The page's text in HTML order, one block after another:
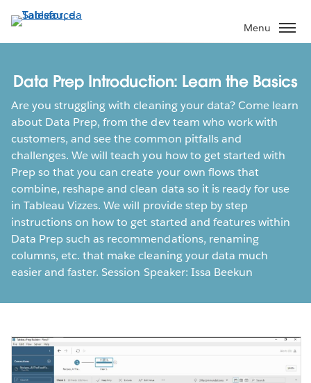
Passa
contenuto
Menu
Data Prep Introduction: Learn the Basics
Are you struggling with cleaning your data? Come learn
about Data Prep, from the dev team who work with
customers, and see the common pitfalls and
challenges. We will teach you how to get started with
Prep so that you can create your own flows that
combine, reshape and clean data so it is ready for use
in Tableau Vizzes. We will provide step by step
instructions on how to get started and features within
Data Prep such as recommendations, renaming
columns, etc. that make cleaning your data much
easier and faster. Session Speaker: Issa Beekun